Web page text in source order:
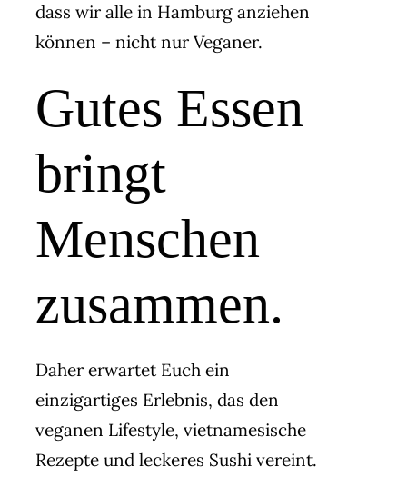
dass wir alle in Hamburg anziehen
können – nicht nur Veganer.
Gutes Essen
bringt
Menschen
zusammen.
Daher erwartet Euch ein
einzigartiges Erlebnis, das den
veganen Lifestyle, vietnamesische
Rezepte und leckeres Sushi vereint.